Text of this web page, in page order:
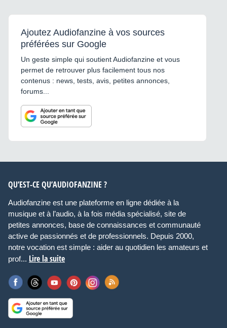
Ajoutez Audiofanzine à vos sources
préférées sur Google
Un geste simple qui soutient Audiofanzine et vous
permet de retrouver plus facilement tous nos
contenus : news, tests, avis, petites annonces,
forums...
QU’EST-CE QU’AUDIOFANZINE ?
Audiofanzine est une plateforme en ligne dédiée à la
musique et à l’audio, à la fois média spécialisé, site de
petites annonces, base de connaissances et communauté
active de passionnés et de professionnels. Depuis 2000,
notre vocation est simple : aider au quotidien les amateurs et
prof... Lire la suite